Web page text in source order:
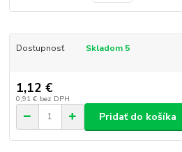
Dostupnosť Skladom 5
1,12 €
0,91 € bez DPH
Pridať do košíka